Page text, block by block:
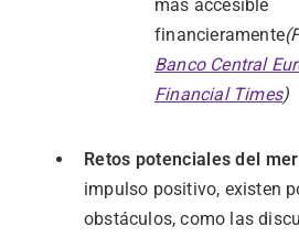
más accesible
financieramente(
Banco Central
Financial Times)
Retos potencialesdel
impulso positivo, existen
obstáculos,como las